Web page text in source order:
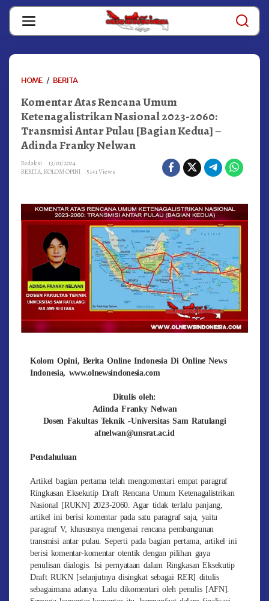
Skip
content
HOME / BERITAKOMENTAR
RENCANA
UMUM
KETENAGALISTRIKAN
NASIONAL
2023-
ANTAR
KEDUA]
-
ADINDA
FRANKY
NELWAN
Komentar Atas Rencana Umum
Ketenagalistrikan Nasional 2023-2060:
Transmisi Antar Pulau [Bagian Kedua] –
Adinda Franky Nelwan
Redaksi
13/01/2024
BERITA, KOLOM OPINI 5141 Views
Kolom Opini, Berita Online Indonesia Di Online News
Indonesia, www.olnewsindonesia.com
Ditulis oleh:
Adinda Franky Nelwan
Dosen Fakultas Teknik -Universitas Sam Ratulangi
afnelwan@unsrat.ac.id
Pendahuluan
Artikel bagian pertama telah mengomentari empat paragraf
Ringkasan Eksekutip Draft Rencana Umum Ketenagalistrikan
Nasional [RUKN] 2023-2060. Agar tidak terlalu panjang,
artikel ini berisi komentar pada satu paragraf saja, yaitu
paragraf V, khususnya mengenai rencana pembangunan
transmisi antar pulau. Seperti pada bagian pertama, artikel ini
berisi komentar-komentar otentik dengan pilihan gaya
penulisan dialogis. Isi pernyataan dalam Ringkasan Eksekutip
Draft RUKN [selanjutnya disingkat sebagai RER] ditulis
sebagaimana adanya. Lalu dikomentari oleh penulis [AFN].